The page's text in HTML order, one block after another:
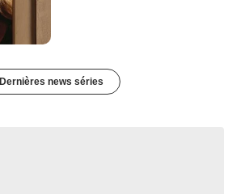
Dernières news séries